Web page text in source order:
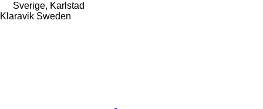
Sverige, Karlstad
Klaravik Sweden